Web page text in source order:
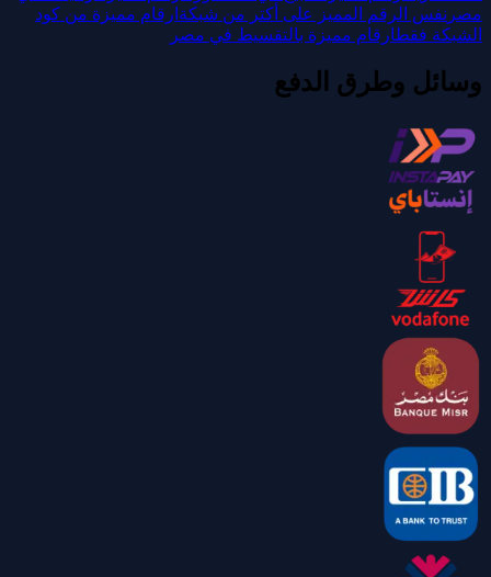
مصر نفس الرقم المميز على أكتر من شبكة ارقام مميزة من كود
الشبكة فقطارقام مميزة بالتقسيط في مصر
وسائل وطرق الدفع